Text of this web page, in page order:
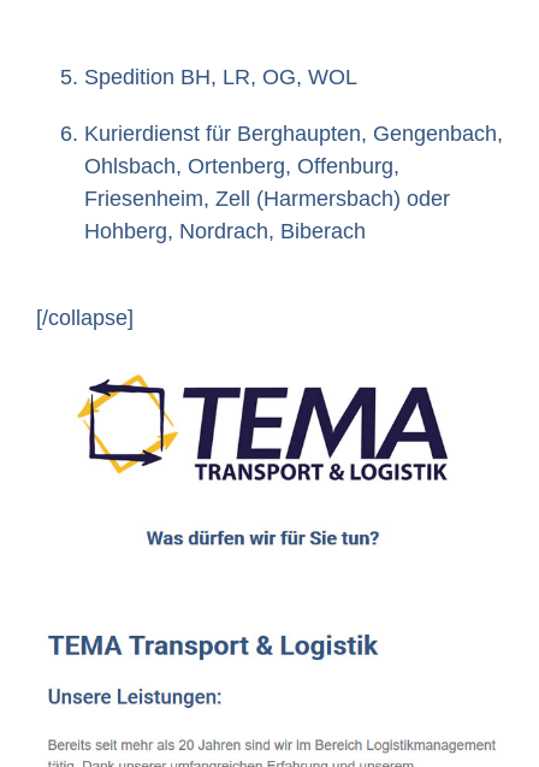
Spedition BH, LR, OG, WOL
Kurierdienst für Berghaupten, Gengenbach,
Ohlsbach, Ortenberg, Offenburg,
Friesenheim, Zell (Harmersbach) oder
Hohberg, Nordrach, Biberach
[/collapse]